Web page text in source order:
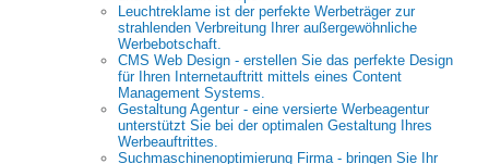
Leuchtreklame ist der perfekte Werbeträger zur
strahlenden Verbreitung Ihrer außergewöhnliche
Werbebotschaft.
CMS Web Design - erstellen Sie das perfekte Design
für Ihren Internetauftritt mittels eines Content
Management Systems.
Gestaltung Agentur - eine versierte Werbeagentur
unterstützt Sie bei der optimalen Gestaltung Ihres
Werbeauftrittes.
Suchmaschinenoptimierung Firma - bringen Sie Ihr